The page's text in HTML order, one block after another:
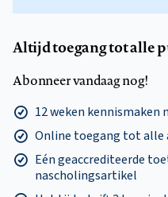
Altijd toegang tot alle
Abonneer vandaag nog!
12 weken kennismaken
Online toegang tot alle
Eén geaccrediteerde
nascholingsartikel